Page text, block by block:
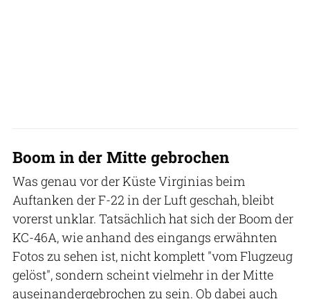
Boom in der Mitte gebrochen
Was genau vor der Küste Virginias beim
Auftanken der F-22 in der Luft geschah, bleibt
vorerst unklar. Tatsächlich hat sich der Boom der
KC-46A, wie anhand des eingangs erwähnten
Fotos zu sehen ist, nicht komplett "vom Flugzeug
gelöst", sondern scheint vielmehr in der Mitte
auseinandergebrochen zu sein. Ob dabei auch